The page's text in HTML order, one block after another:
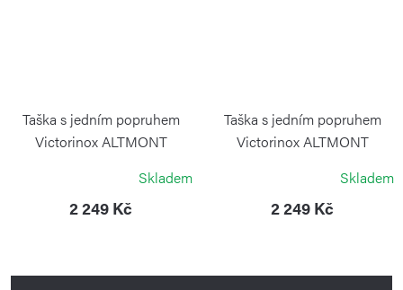
Taška s jedním popruhem
Victorinox ALTMONT
Skladem
2 249 Kč
Taška s jedním popruhem
Victorinox ALTMONT
Skladem
2 249 Kč